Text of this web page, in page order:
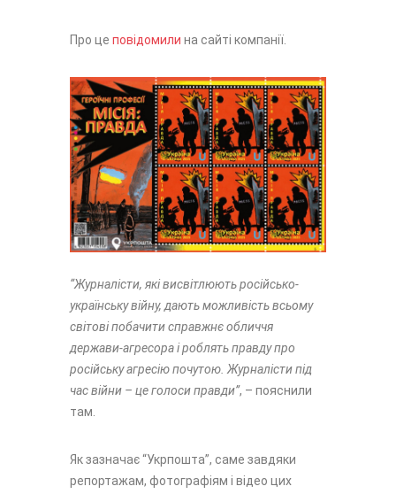
Про це повідомили на сайті компанії.
“Журналісти, які висвітлюють російсько-
українську війну, дають можливість всьому
світові побачити справжнє обличчя
держави-агресора і роблять правду про
російську агресію почутою. Журналісти під
час війни – це голоси правди”, – пояснили
там.
Як зазначає “Укрпошта”, саме завдяки
репортажам, фотографіям і відео цих